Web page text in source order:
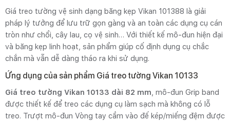
Giá treo tường vệ sinh dạng băng kẹp Vikan 101388 là giải
pháp lý tưởng để lưu trữ gọn gàng và an toàn các dụng cụ cán
tròn như chổi, cây lau, cọ vệ sinh… Với thiết kế mô-đun hiện đại
và băng kẹp linh hoạt, sản phẩm giúp cố định dụng cụ chắc
chắn mà vẫn dễ dàng tháo ra khi sử dụng.
Ứng dụng của sản phẩm Giá treo tường Vikan 10133
Giá treo tường Vikan 10133 dài 82 mm , mô-đun Grip band
được thiết kế để treo các dụng cụ làm sạch mà không có lỗ
treo. Trượt mô-đun Vòng tay cầm vào đế kép/miếng đệm được